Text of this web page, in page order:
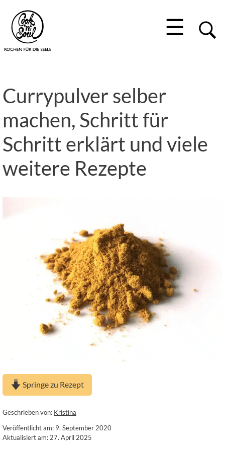
☰
Currypulver selber
machen, Schritt für
Schritt erklärt und viele
weitere Rezepte
Springe zu Rezept
Geschrieben von: Kristina
Veröffentlicht am: 9. September 2020
Aktualisiert am: 27. April 2025